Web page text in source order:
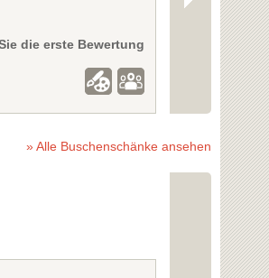
die erste Bewertung
Bezirk:
INFOS
» Alle Buschenschänke ansehen
Weinbau